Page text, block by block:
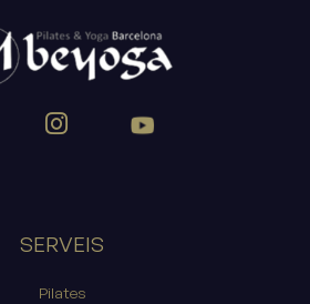
SERVEIS
Pilates